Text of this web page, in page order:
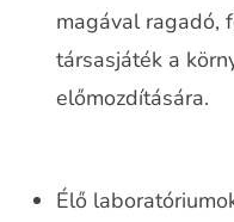
magával ragadó,
társasjáték a
előmozdítására.
Élő